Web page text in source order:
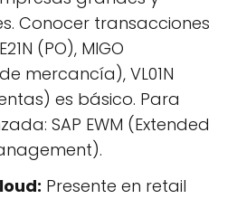
Conocer transacciones
(PO), MIGO
mercancía), VL01N
es básico. Para
SAP EWM (Extended
Presente en retail